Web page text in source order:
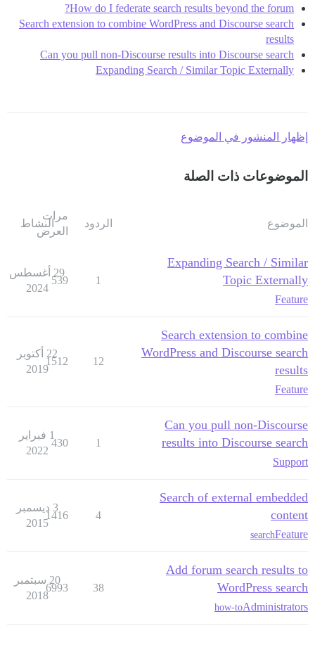
How do I federate search results beyond the forum?
Search extension to combine WordPress and Discourse search
results
Can you pull non-Discourse results into Discourse search
Expanding Search / Similar Topic Externally
إظهار المنشور في الموضوع
الموضوعات ذات الصلة
الموضوع الردود
مرات
العرض
النشاط
Expanding Search / Similar
Topic Externally
Feature
1
539
29 أغسطس
2024
Search extension to combine
WordPress and Discourse search
results
Feature
12
1512
22 أكتوبر
2019
Can you pull non-Discourse
results into Discourse search
Support
1
430
1 فبراير
2022
Search of external embedded
content
Feature
search
4
1416
3 ديسمبر
2015
Add forum search results to
WordPress search
Administrators
how-to
38
6993
20 سبتمبر
2018